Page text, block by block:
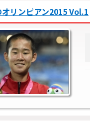
リンピアン2015 Vol.1